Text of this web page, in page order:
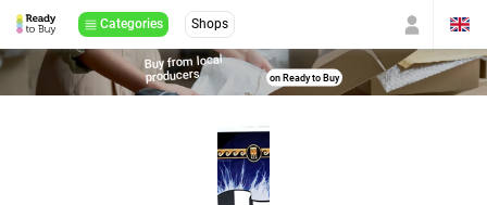
Categories Shops
Buy from local
producers on Ready to Buy